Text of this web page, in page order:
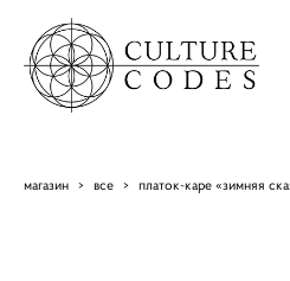
магазин > все > платок-каре «зимняя